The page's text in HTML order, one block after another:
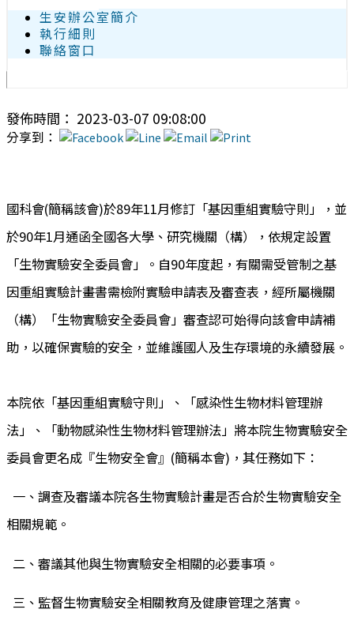
生安辦公室簡介
執行細則
聯絡窗口
發佈時間： 2023-03-07 09:08:00
分享到：
國科會(簡稱該會)於89年11月修訂「基因重組實驗守則」，並
於90年1月通函全國各大學、研究機關（構），依規定設置
「生物實驗安全委員會」。自90年度起，有關需受管制之基
因重組實驗計畫書需檢附實驗申請表及審查表，經所屬機關
（構）「生物實驗安全委員會」審查認可始得向該會申請補
助，以確保實驗的安全，並維護國人及生存環境的永續發展。
本院依「基因重組實驗守則」、「感染性生物材料管理辦
法」、「動物感染性生物材料管理辦法」將本院生物實驗安全
委員會更名成『生物安全會』(簡稱本會)，其任務如下：
一、調查及審議本院各生物實驗計畫是否合於生物實驗安全
相關規範。
二、審議其他與生物實驗安全相關的必要事項。
三、監督生物實驗安全相關教育及健康管理之落實。